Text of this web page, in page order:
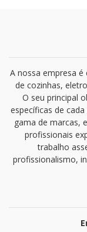
A nossa empresa é
de cozinhas,
O seu principal
específicas de
gama de marcas,
profissionais
trabalho
profissionalismo,